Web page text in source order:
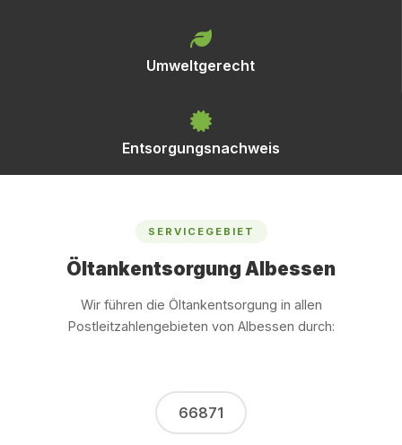
Umweltgerecht
Entsorgungsnachweis
SERVICEGEBIET
Öltankentsorgung Albessen
Wir führen die Öltankentsorgung in allen
Postleitzahlengebieten von Albessen durch:
66871